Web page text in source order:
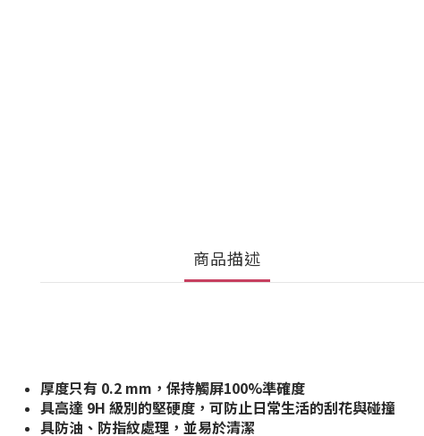
商品描述
厚度只有 0.2 mm，保持觸屏100%準確度
具高達 9H 級別的堅硬度，可防止日常生活的刮花與碰撞
具防油、防指紋處理，並易於清潔